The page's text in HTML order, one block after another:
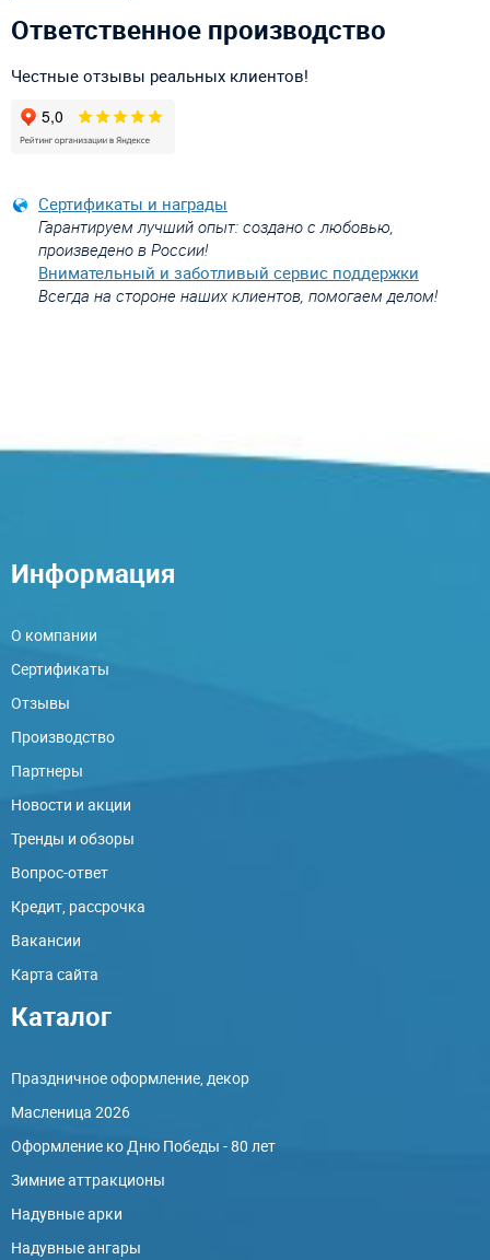
Ответственное производство
Честные отзывы реальных клиентов!
Сертификаты и награды
Гарантируем лучший опыт: создано с любовью,
произведено в России!
Внимательный и заботливый сервис поддержки
Всегда на стороне наших клиентов, помогаем делом!
Информация
О компании
Сертификаты
Отзывы
Производство
Партнеры
Новости и акции
Тренды и обзоры
Вопрос-ответ
Кредит, рассрочка
Вакансии
Карта сайта
Каталог
Праздничное оформление, декор
Масленица 2026
Оформление ко Дню Победы - 80 лет
Зимние аттракционы
Надувные арки
Надувные ангары